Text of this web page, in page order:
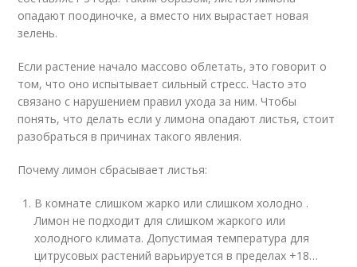
опадают поодиночке, а вместо них вырастает новая
зелень.
Если растение начало массово облетать, это говорит о
том, что оно испытывает сильный стресс. Часто это
связано с нарушением правил ухода за ним. Чтобы
понять, что делать если у лимона опадают листья, стоит
разобраться в причинах такого явления.
Почему лимон сбрасывает листья:
В комнате слишком жарко или слишком холодно .
Лимон не подходит для слишком жаркого или
холодного климата. Допустимая температура для
цитрусовых растений варьируется в пределах +18…